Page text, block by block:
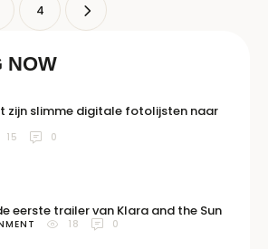
4
NOW
zijn slimme digitale fotolijsten naar
15 0
eerste trailer van Klara and the Sun
18 0